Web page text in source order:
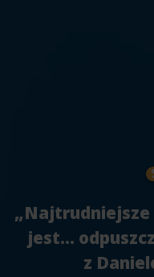
„Najtrudniejsze
jest…
z